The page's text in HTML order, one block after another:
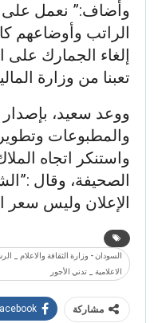
وأضاف:” نعمل
الراتب وأوضاعهم
إلغاء الجمارك
تعبنا من وزارة
ووعد سعيد،
والمطبوعات
واستنكر اتجاه
الصحيفة، وقال
الإعلان وليس سعر
السودان - وزارة الثقافة والاعلام _
الاعلامية _ تدني الأجور
مشاركة